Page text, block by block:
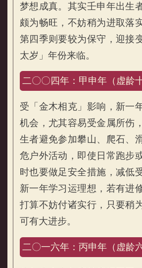
梦想成真。其实壬申年出生
颇为畅旺，不妨稍为进取落
第四季则要较为保守，迎接
太岁」年份来临。
二〇〇四年：甲申年（虚龄
受「金木相克」影响，新一
机会，尤其容易受金属所伤
生者避免参加攀山、爬石、
危户外活动，即使日常跑步
时也要做足安全措施，减低
新一年学习运理想，若有进
打算不妨付诸实行，只要稍
可有大进步。
二〇一六年：丙申年（虚龄